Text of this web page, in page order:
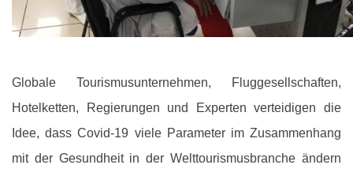
Globale Tourismusunternehmen, Fluggesellschaften,
Hotelketten, Regierungen und Experten verteidigen die
Idee, dass Covid-19 viele Parameter im Zusammenhang
mit der Gesundheit in der Welttourismusbranche ändern